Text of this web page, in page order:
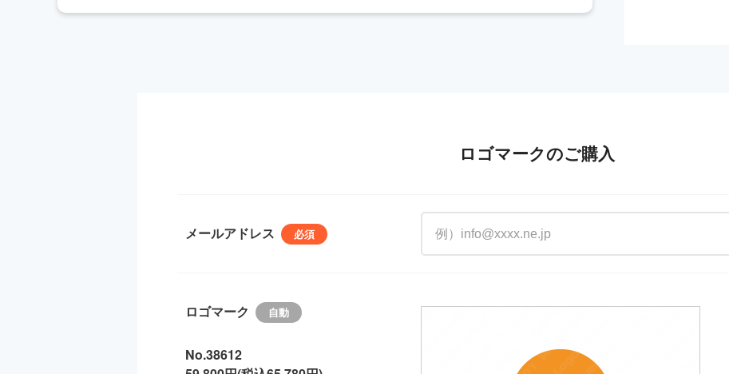
ロゴマークのご購入
メールアドレス
ロゴマーク
No.38612